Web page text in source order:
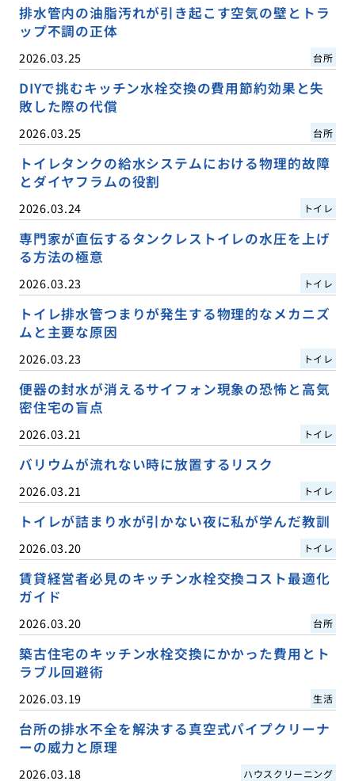
排水管内の油脂汚れが引き起こす空気の壁とトラ
ップ不調の正体
2026.03.25 台所
DIYで挑むキッチン水栓交換の費用節約効果と失
敗した際の代償
2026.03.25 台所
トイレタンクの給水システムにおける物理的故障
とダイヤフラムの役割
2026.03.24 トイレ
専門家が直伝するタンクレストイレの水圧を上げ
る方法の極意
2026.03.23 トイレ
トイレ排水管つまりが発生する物理的なメカニズ
ムと主要な原因
2026.03.23 トイレ
便器の封水が消えるサイフォン現象の恐怖と高気
密住宅の盲点
2026.03.21 トイレ
バリウムが流れない時に放置するリスク
2026.03.21 トイレ
トイレが詰まり水が引かない夜に私が学んだ教訓
2026.03.20 トイレ
賃貸経営者必見のキッチン水栓交換コスト最適化
ガイド
2026.03.20 台所
築古住宅のキッチン水栓交換にかかった費用とト
ラブル回避術
2026.03.19 生活
台所の排水不全を解決する真空式パイプクリーナ
ーの威力と原理
2026.03.18 ハウスクリーニング